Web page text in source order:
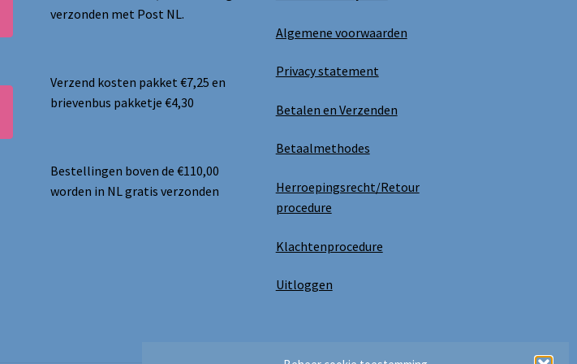
verzonden met Post NL.
Verzend kosten pakket €7,25 en
brievenbus pakketje €4,30
Bestellingen boven de €110,00
worden in NL gratis verzonden
Algemene voorwaarden
Privacy statement
Betalen en Verzenden
Betaalmethodes
Herroepingsrecht/Retour
procedure
Klachtenprocedure
Uitloggen